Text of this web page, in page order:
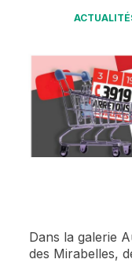
Dans la galerie
des Mirabelles,